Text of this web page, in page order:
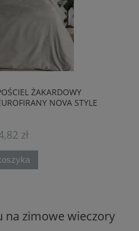
ŻAKARDOWY
NOVA STYLE
zł
na zimowe wieczory